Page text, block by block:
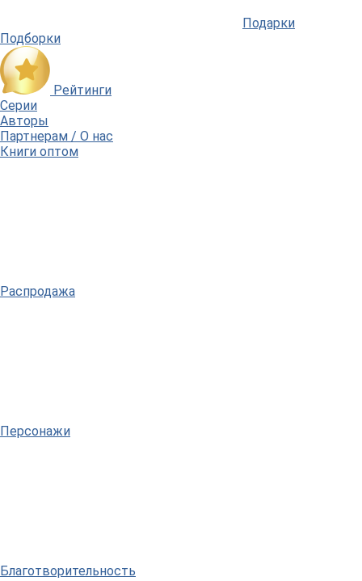
Подарки
Подборки
Рейтинги
Серии
Авторы
Партнерам / О нас
Книги оптом
Распродажа
Персонажи
Благотворительность